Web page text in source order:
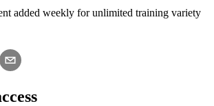
added weekly for unlimited training variety